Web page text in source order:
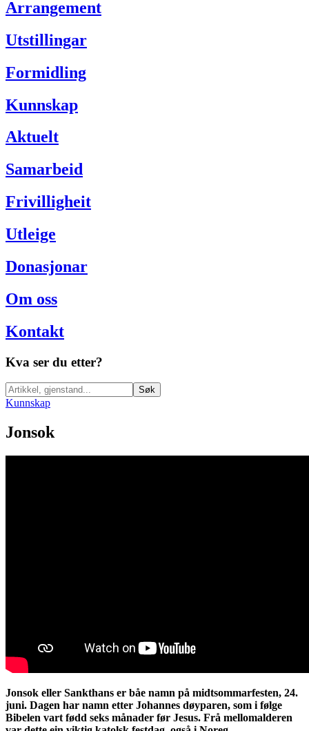
Arrangement
Utstillingar
Formidling
Kunnskap
Aktuelt
Samarbeid
Frivilligheit
Utleige
Donasjonar
Om oss
Kontakt
Kva ser du etter?
Søk
Kunnskap
Jonsok
Jonsok eller Sankthans er båe namn på midtsommarfesten, 24.
juni. Dagen har namn etter Johannes døyparen, som i følge
Bibelen vart fødd seks månader før Jesus. Frå mellomalderen